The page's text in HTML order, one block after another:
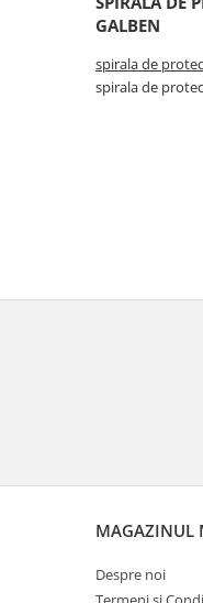
MULTIMATERIAL
GALBEN
spirala de
spirala de
MAGAZINUL
Despre noi